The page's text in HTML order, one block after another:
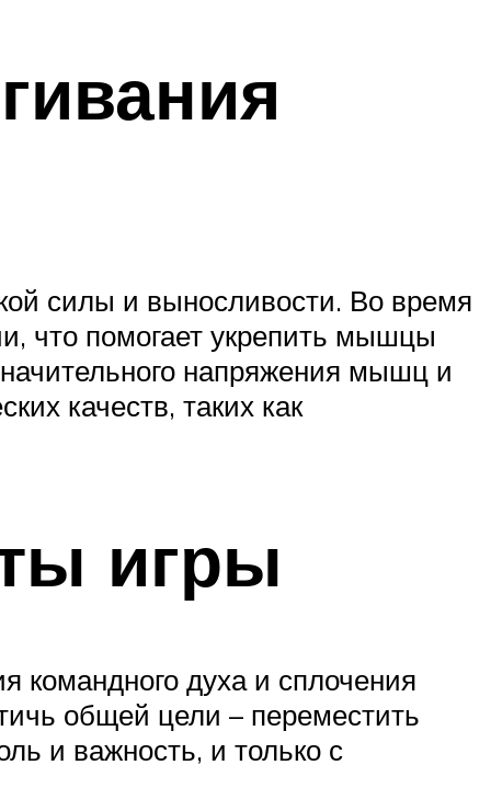
силы и выносливости. Во время
что помогает укрепить мышцы
напряжения мышц и
качеств, таких как
игры
командного духа и сплочения
общей цели – переместить
и важность, и только с